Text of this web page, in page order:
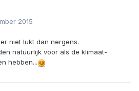
2015
niet lukt dan nergens.
natuurlijk voor als de klimaat-
hebben...